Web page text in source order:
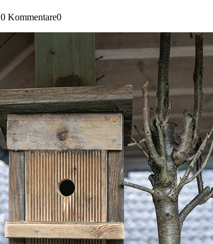
0 Kommentare0